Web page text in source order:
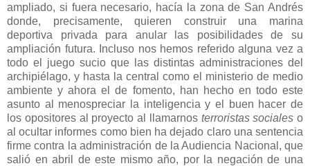
ampliado, si fuera necesario, hacía la zona de San Andrés
donde, precisamente, quieren construir una marina
deportiva privada para anular las posibilidades de su
ampliación futura. Incluso nos hemos referido alguna vez a
todo el juego sucio que las distintas administraciones del
archipiélago, y hasta la central como el ministerio de medio
ambiente y ahora el de fomento, han hecho en todo este
asunto al menospreciar la inteligencia y el buen hacer de
los opositores al proyecto al llamarnos terroristas sociales o
al ocultar informes como bien ha dejado claro una sentencia
firme contra la administración de la Audiencia Nacional , que
salió en abril de este mismo año, por la negación de una